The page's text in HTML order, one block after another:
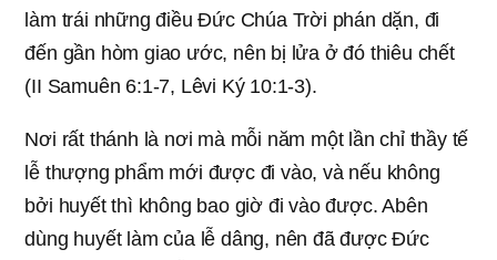
làm trái những điều Đức Chúa Trời phán dặn, đi
đến gần hòm giao ước, nên bị lửa ở đó thiêu chết
(II Samuên 6:1-7, Lêvi Ký 10:1-3).
Nơi rất thánh là nơi mà mỗi năm một lần chỉ thầy tế
lễ thượng phẩm mới được đi vào, và nếu không
bởi huyết thì không bao giờ đi vào được. Abên
dùng huyết làm của lễ dâng, nên đã được Đức